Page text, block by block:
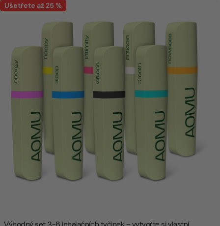
Ušetřete až 25 %
Výhodný set 3-8 inhalačních tyčinek – vytvořte si vlastní